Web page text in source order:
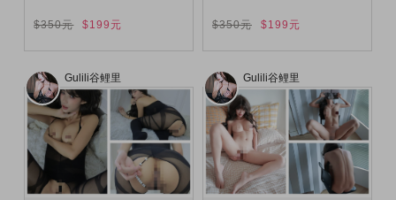
$350元 $199元 $350元 $199元
Gulili谷鲤里 Gulili谷鲤里